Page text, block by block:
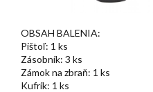
OBSAH BALENIA:
Pištoľ: 1 ks
Zásobník: 3 ks
Zámok na zbraň: 1 ks
Kufrík: 1 ks